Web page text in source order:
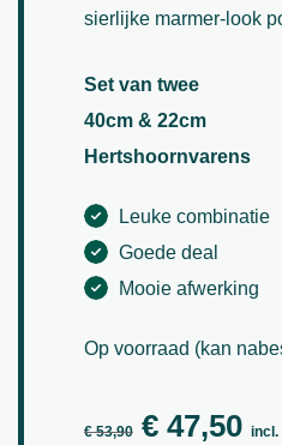
sierlijke marmer-look
Set van twee
40cm & 22cm
Hertshoornvarens
Leuke combinatie
Goede deal
Mooie afwerking
Op voorraad (kan
€53,90 Oorspronkelijke prijs
€ 47,50 incl.